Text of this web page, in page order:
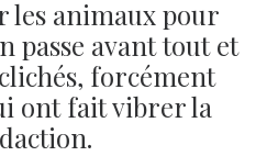
les animaux pour
passe avant tout et
forcément
ont fait vibrer la